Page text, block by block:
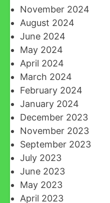
November 2024
August 2024
June 2024
May 2024
April 2024
March 2024
February 2024
January 2024
December 2023
November 2023
September 2023
July 2023
June 2023
May 2023
April 2023